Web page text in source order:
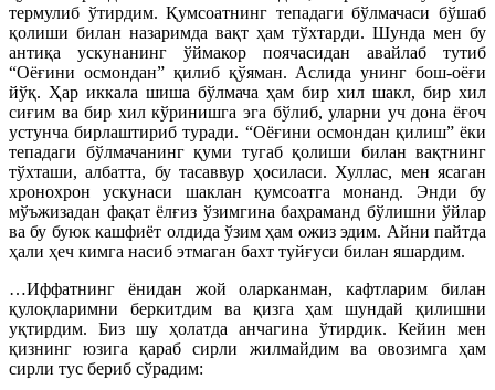
термулиб ўтирдим. Қумсоатнинг тепадаги бўлмачаси бўшаб
қолиши билан назаримда вақт ҳам тўхтарди. Шунда мен бу
антиқа ускунанинг ўймакор поячасидан авайлаб тутиб
“Оёғини осмондан” қилиб қўяман. Аслида унинг бош-оёғи
йўқ. Ҳар иккала шиша бўлмача ҳам бир хил шакл, бир хил
сиғим ва бир хил кўринишга эга бўлиб, уларни уч дона ёғоч
устунча бирлаштириб туради. “Оёғини осмондан қилиш” ёки
тепадаги бўлмачанинг қуми тугаб қолиши билан вақтнинг
тўхташи, албатта, бу тасаввур ҳосиласи. Хуллас, мен ясаган
хронохрон ускунаси шаклан қумсоатга монанд. Энди бу
мўъжизадан фақат ёлғиз ўзимгина баҳраманд бўлишни ўйлар
ва бу буюк кашфиёт олдида ўзим ҳам ожиз эдим. Айни пайтда
ҳали ҳеч кимга насиб этмаган бахт туйғуси билан яшардим.
…Иффатнинг ёнидан жой оларканман, кафтларим билан
қулоқларимни беркитдим ва қизга ҳам шундай қилишни
уқтирдим. Биз шу ҳолатда анчагина ўтирдик. Кейин мен
қизнинг юзига қараб сирли жилмайдим ва овозимга ҳам
сирли тус бериб сўрадим: